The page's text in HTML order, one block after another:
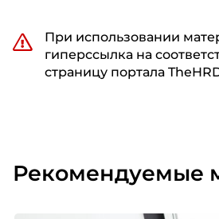
При использовании
гиперссылка на
страницу портала
Рекомендуемые